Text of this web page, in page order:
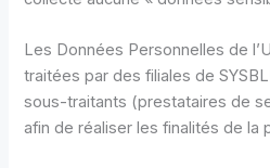
Les Données Personnelles de
traitées par des filiales de
sous-traitants (prestataires de
afin de réaliser les finalités de la